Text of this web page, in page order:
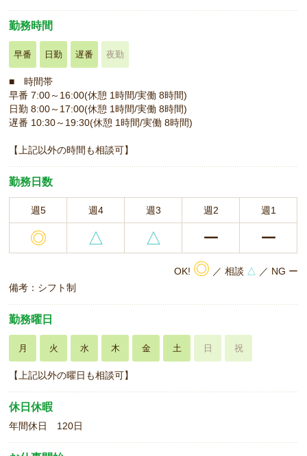
勤務時間
早番 日勤 遅番 夜勤
■ 時間帯
早番 7:00～16:00(休憩 1時間/実働 8時間)
日勤 8:00～17:00(休憩 1時間/実働 8時間)
遅番 10:30～19:30(休憩 1時間/実働 8時間)
【上記以外の時間も相談可】
勤務日数
週5 週4 週3 週2 週1
◎ △ △ ー ー
OK! ◎ ／ 相談 △ ／ NG ー
備考：シフト制
勤務曜日
月 火 水 木 金 土 日 祝
【上記以外の曜日も相談可】
休日休暇
年間休日 120日